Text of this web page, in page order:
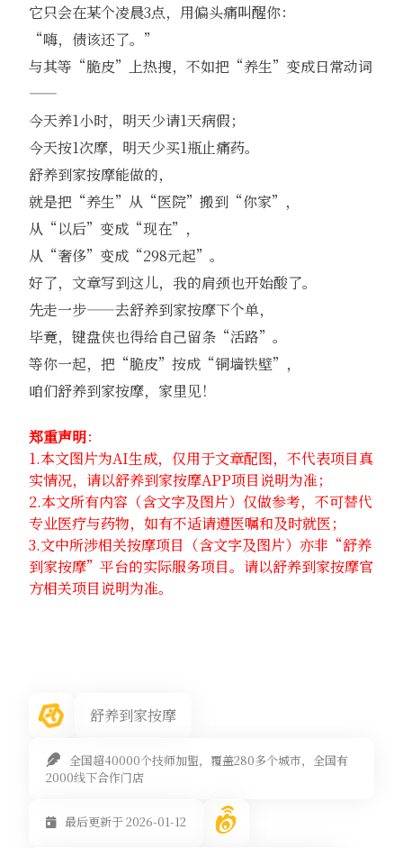
它只会在某个凌晨3点，用偏头痛叫醒你：
“嗨，债该还了。”
与其等“脆皮”上热搜，不如把“养生”变成日常动词
——
今天养1小时，明天少请1天病假；
今天按1次摩，明天少买1瓶止痛药。
舒养到家按摩能做的，
就是把“养生”从“医院”搬到“你家”，
从“以后”变成“现在”，
从“奢侈”变成“298元起”。
好了，文章写到这儿，我的肩颈也开始酸了。
先走一步——去舒养到家按摩下个单，
毕竟，键盘侠也得给自己留条“活路”。
等你一起，把“脆皮”按成“铜墙铁壁”，
咱们舒养到家按摩，家里见！
郑重声明：
1.本文图片为AI生成，仅用于文章配图，不代表项目真
实情况，请以舒养到家按摩APP项目说明为准；
2.本文所有内容（含文字及图片）仅做参考，不可替代
专业医疗与药物，如有不适请遵医嘱和及时就医；
3.文中所涉相关按摩项目（含文字及图片）亦非“舒养
到家按摩”平台的实际服务项目。请以舒养到家按摩官
方相关项目说明为准。
舒养到家按摩
全国超40000个技师加盟，覆盖280多个城市，全国有
2000线下合作门店
最后更新于 2026-01-12